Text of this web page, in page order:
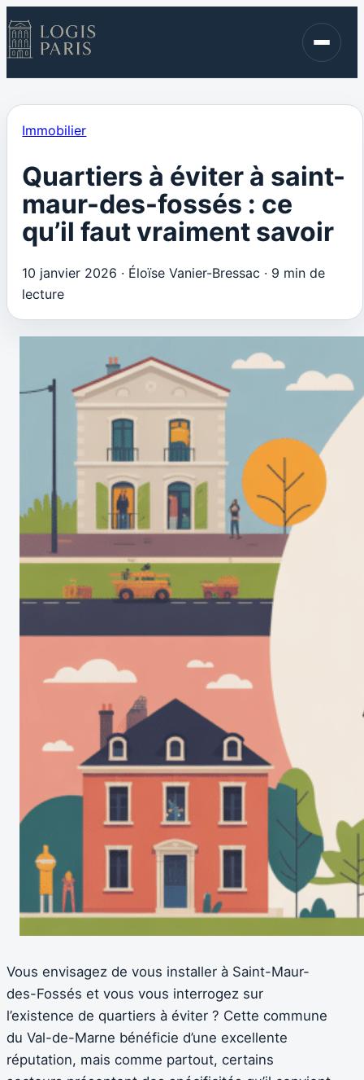
Immobilier
Contact
Immobilier
Quartiers à éviter à saint-
maur-des-fossés : ce
qu’il faut vraiment savoir
10 janvier 2026 · Éloïse Vanier-Bressac · 9 min de
lecture
Vous envisagez de vous installer à Saint-Maur-
des-Fossés et vous vous interrogez sur
l’existence de quartiers à éviter ? Cette commune
du Val-de-Marne bénéficie d’une excellente
réputation, mais comme partout, certains